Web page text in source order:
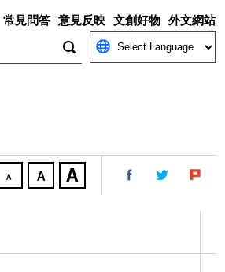
常見問答 意見反映 文創好物 外文網站